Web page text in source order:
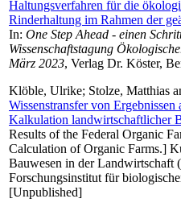
Haltungsverfahren für die
Rinderhaltung im Rahmen der
In: One Step Ahead - einen
Wissenschaftstagung
März 2023, Verlag Dr. Köster,
Klöble, Ulrike; Stolze, Matthias
Wissenstransfer von
Kalkulation landwirtschaftlicher
Results of the Federal Organic
Calculation of Organic Farms.]
Bauwesen in der Landwirtschaft
Forschungsinstitut für
[Unpublished]